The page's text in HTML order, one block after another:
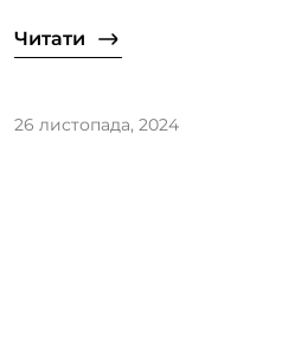
Читати
26 листопада, 2024